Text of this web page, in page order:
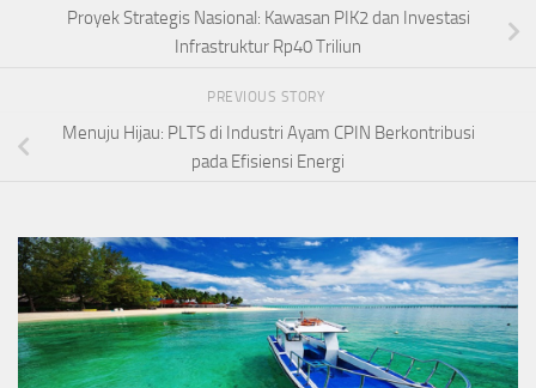
Proyek Strategis Nasional: Kawasan PIK2 dan Investasi
Infrastruktur Rp40 Triliun
PREVIOUS STORY
Menuju Hijau: PLTS di Industri Ayam CPIN Berkontribusi
pada Efisiensi Energi